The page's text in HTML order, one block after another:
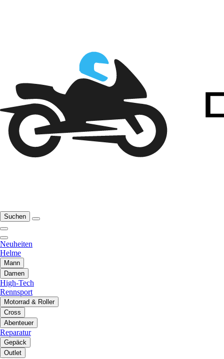
Suchen
Neuheiten
Helme
Mann
Damen
High-Tech
Rennsport
Motorrad & Roller
Cross
Abenteuer
Reparatur
Gepäck
Outlet